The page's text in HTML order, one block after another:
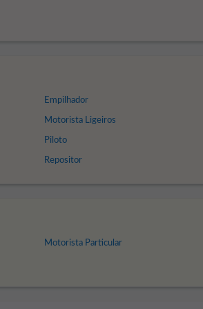
Empilhador
Motorista Ligeiros
Piloto
Repositor
Motorista Particular